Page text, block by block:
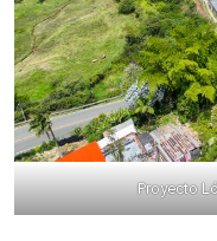
Proyecto